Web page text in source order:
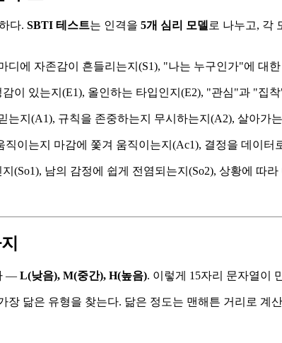
다. SBTI 테스트는 인격을 5개 심리 모델로 나누고, 각
디에 자존감이 흔들리는지(S1), "나는 누구인가"에 대
이 있는지(E1), 올인하는 타입인지(E2), "관심"과 "집
는지(A1), 규칙을 존중하는지 무시하는지(A2), 살아가
이는지 마감에 쫓겨 움직이는지(Ac1), 결정을 데이
(So1), 남의 감정에 쉽게 전염되는지(So2), 상황에 따
— L(낮음), M(중간), H(높음). 이렇게 15자리 문자열이
닮은 유형을 찾는다. 닮은 정도는 맨해튼 거리로 계